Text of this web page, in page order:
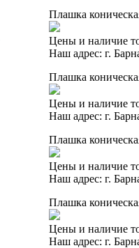
Плашка
Цены и наличие
Наш адрес: г.
Плашка
Цены и наличие
Наш адрес: г.
Плашка
Цены и наличие
Наш адрес: г.
Плашка
Цены и наличие
Наш адрес: г.